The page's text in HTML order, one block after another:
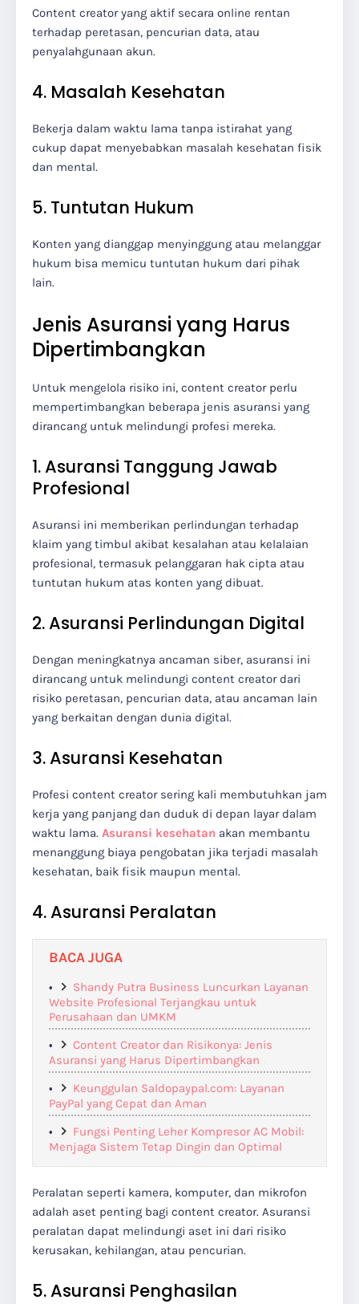
Content creator yang aktif secara online rentan
terhadap peretasan, pencurian data, atau
penyalahgunaan akun.
4. Masalah Kesehatan
Bekerja dalam waktu lama tanpa istirahat yang
cukup dapat menyebabkan masalah kesehatan fisik
dan mental.
5. Tuntutan Hukum
Konten yang dianggap menyinggung atau melanggar
hukum bisa memicu tuntutan hukum dari pihak
lain.
Jenis Asuransi yang Harus
Dipertimbangkan
Untuk mengelola risiko ini, content creator perlu
mempertimbangkan beberapa jenis asuransi yang
dirancang untuk melindungi profesi mereka.
1. Asuransi Tanggung Jawab
Profesional
Asuransi ini memberikan perlindungan terhadap
klaim yang timbul akibat kesalahan atau kelalaian
profesional, termasuk pelanggaran hak cipta atau
tuntutan hukum atas konten yang dibuat.
2. Asuransi Perlindungan Digital
Dengan meningkatnya ancaman siber, asuransi ini
dirancang untuk melindungi content creator dari
risiko peretasan, pencurian data, atau ancaman lain
yang berkaitan dengan dunia digital.
3. Asuransi Kesehatan
Profesi content creator sering kali membutuhkan jam
kerja yang panjang dan duduk di depan layar dalam
waktu lama. Asuransi kesehatan akan membantu
menanggung biaya pengobatan jika terjadi masalah
kesehatan, baik fisik maupun mental.
4. Asuransi Peralatan
BACA JUGA
Shandy Putra Business Luncurkan Layanan
Website Profesional Terjangkau untuk
Perusahaan dan UMKM
Content Creator dan Risikonya: Jenis
Asuransi yang Harus Dipertimbangkan
Keunggulan Saldopaypal.com: Layanan
PayPal yang Cepat dan Aman
Fungsi Penting Leher Kompresor AC Mobil:
Menjaga Sistem Tetap Dingin dan Optimal
Peralatan seperti kamera, komputer, dan mikrofon
adalah aset penting bagi content creator. Asuransi
peralatan dapat melindungi aset ini dari risiko
kerusakan, kehilangan, atau pencurian.
5. Asuransi Penghasilan